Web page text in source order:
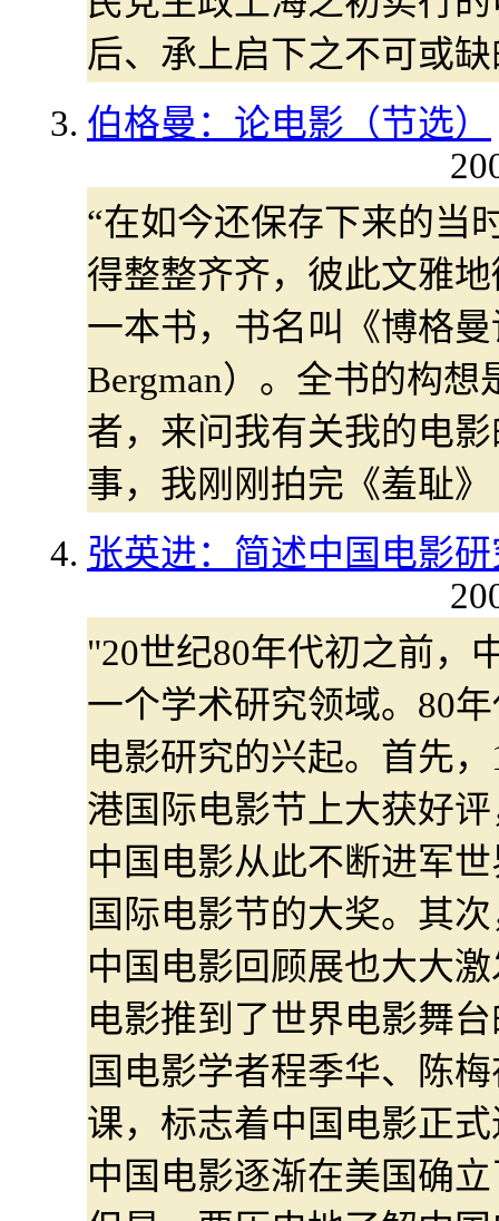
后、承上启下之不可或
伯格曼：论电影（节选）
“在如今还保存下来的当
得整整齐齐，彼此文雅
一本书，书名叫《博格
Bergman）。全书的构
者，来问我有关我的电
事，我刚刚拍完《羞耻》
张英进：简述中国电影
"20世纪80年代初之前，
一个学术研究领域。80
电影研究的兴起。首先
港国际电影节上大获好
中国电影从此不断进军
国际电影节的大奖。其
中国电影回顾展也大大
电影推到了世界电影舞
国电影学者程季华、陈
课，标志着中国电影正
中国电影逐渐在美国确